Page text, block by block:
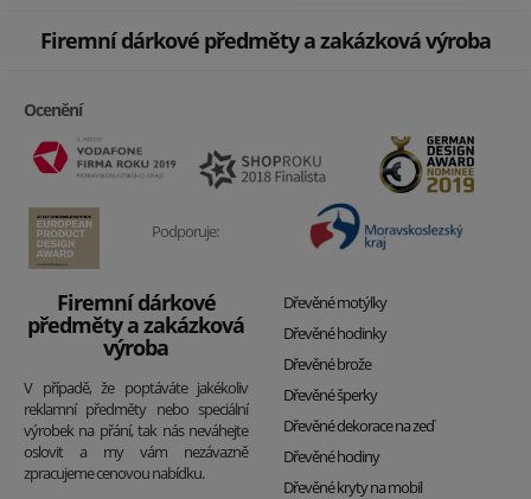
Firemní dárkové předměty a zakázková výroba
Ocenění
Podporuje:
Firemní dárkové
předměty a zakázková
výroba
V případě, že poptáváte jakékoliv
reklamní předměty nebo speciální
výrobek na přání, tak nás neváhejte
oslovit a my vám nezávazně
zpracujeme cenovou nabídku.
Dřevěné motýlky
Dřevěné hodinky
Dřevěné brože
Dřevěné šperky
Dřevěné dekorace na zeď
Dřevěné hodiny
Dřevěné kryty na mobil